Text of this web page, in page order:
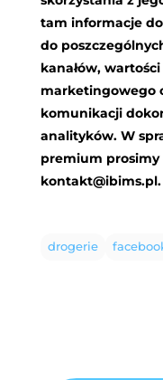
tam informacje
do
kanałów,
marketingowego
komunikacji
analityków. W
premium
kontakt@ibims.pl.
drogerie